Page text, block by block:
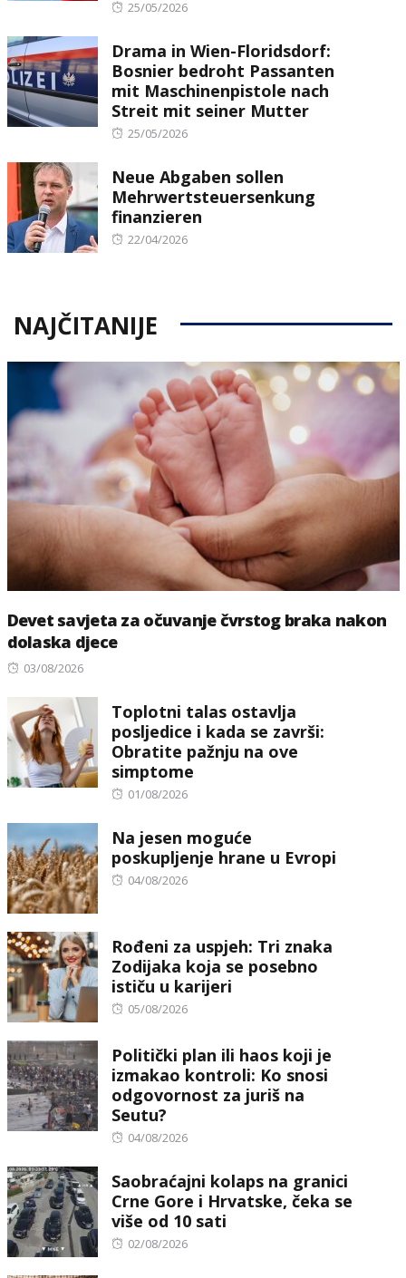
Posted
25/05/2026
Drama in Wien-Floridsdorf:
Bosnier bedroht Passanten
mit Maschinenpistole nach
Streit mit seiner Mutter
Posted
25/05/2026
Neue Abgaben sollen
Mehrwertsteuersenkung
finanzieren
Posted
22/04/2026
NAJČITANIJE
Devet savjeta za očuvanje čvrstog braka nakon
dolaska djece
Posted
03/08/2026
Toplotni talas ostavlja
posljedice i kada se završi:
Obratite pažnju na ove
simptome
Posted
01/08/2026
Na jesen moguće
poskupljenje hrane u Evropi
Posted
04/08/2026
Rođeni za uspjeh: Tri znaka
Zodijaka koja se posebno
ističu u karijeri
Posted
05/08/2026
Politički plan ili haos koji je
izmakao kontroli: Ko snosi
odgovornost za juriš na
Seutu?
Posted
04/08/2026
Saobraćajni kolaps na granici
Crne Gore i Hrvatske, čeka se
više od 10 sati
Posted
02/08/2026